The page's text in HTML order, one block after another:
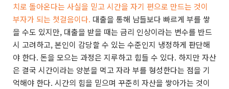
치로 돌아온다는 사실을 믿고 시간을 자기 편으로 만드는 것이
부자가 되는 첫걸음이다. 대출을 통해 남들보다 빠르게 부를 쌓
을 수도 있지만, 대출을 받을 때는 금리 인상이라는 변수를 반드
시 고려하고, 본인이 감당할 수 있는 수준인지 냉정하게 판단해
야 한다. 돈을 모으는 과정은 지루하고 힘들 수 있다. 하지만 자산
은 결국 시간이라는 양분을 먹고 자라 부를 형성한다는 점을 기
억해야 한다. 시간의 힘을 믿으며 꾸준히 자산을 쌓아가는 것이